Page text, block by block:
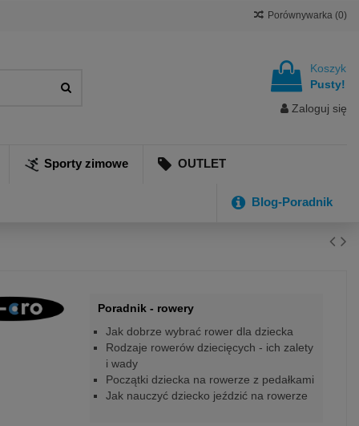
Porównywarka (0)
Koszyk
Pusty!
Zaloguj się
Sporty zimowe OUTLET
Blog-Poradnik
Poradnik - rowery
Jak dobrze wybrać rower dla dziecka
Rodzaje rowerów dziecięcych - ich zalety
i wady
Początki dziecka na rowerze z pedałkami
Jak nauczyć dziecko jeździć na rowerze